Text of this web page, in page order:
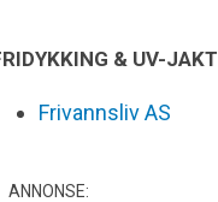
& UV-JAKT
Frivannsliv AS
ANNONSE: